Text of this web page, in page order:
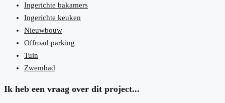
Ingerichte bakamers
Ingerichte keuken
Nieuwbouw
Offroad parking
Tuin
Zwembad
Ik heb een vraag over dit project...